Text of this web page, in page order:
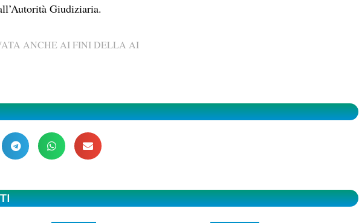
Giudiziaria.
ANCHE AI FINI DELLA AI